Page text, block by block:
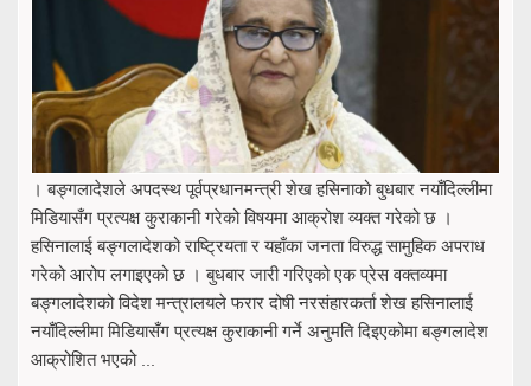
। बङ्गलादेशले अपदस्थ पूर्वप्रधानमन्त्री शेख हसिनाको बुधबार नयाँदिल्लीमा
मिडियासँग प्रत्यक्ष कुराकानी गरेको विषयमा आक्रोश व्यक्त गरेको छ ।
हसिनालाई बङ्गलादेशको राष्ट्रियता र यहाँका जनता विरुद्ध सामुहिक अपराध
गरेको आरोप लगाइएको छ । बुधबार जारी गरिएको एक प्रेस वक्तव्यमा
बङ्गलादेशको विदेश मन्त्रालयले फरार दोषी नरसंहारकर्ता शेख हसिनालाई
नयाँदिल्लीमा मिडियासँग प्रत्यक्ष कुराकानी गर्ने अनुमति दिइएकोमा बङ्गलादेश
आक्रोशित भएको ...